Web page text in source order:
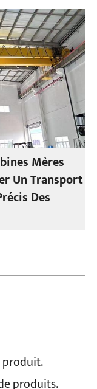
Mères
Un Transport
Des
produits.